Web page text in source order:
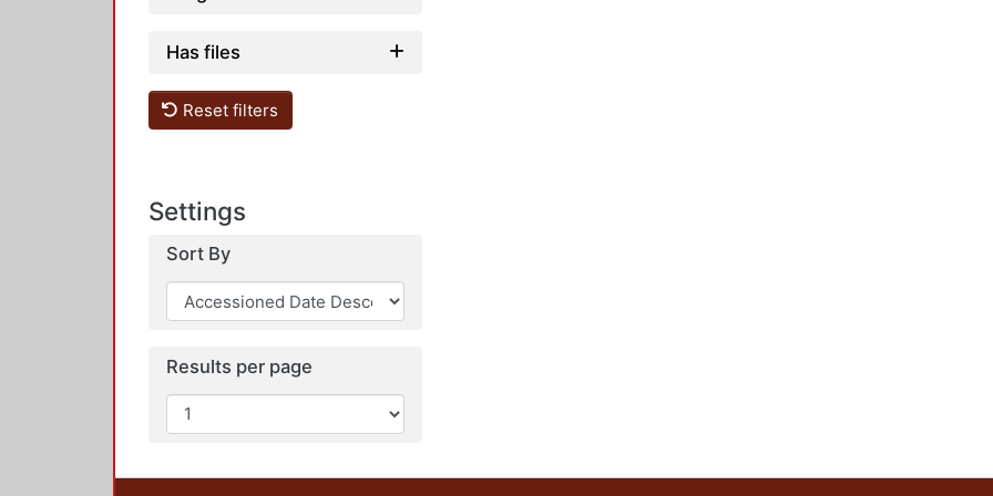
Has files
Reset filters
Settings
Sort By
Results per page